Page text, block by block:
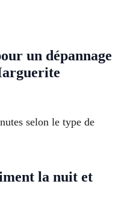
un dépannage
selon le type de
la nuit et